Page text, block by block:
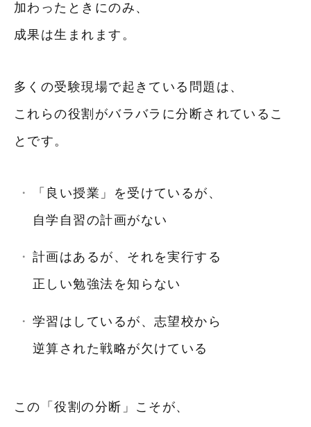
加わったときにのみ、
成果は生まれます。
多くの受験現場で起きている問題は、
これらの役割がバラバラに分断されているこ
とです。
「良い授業」を受けているが、
自学自習の計画がない
計画はあるが、それを実行する
正しい勉強法を知らない
学習はしているが、志望校から
逆算された戦略が欠けている
この「役割の分断」こそが、